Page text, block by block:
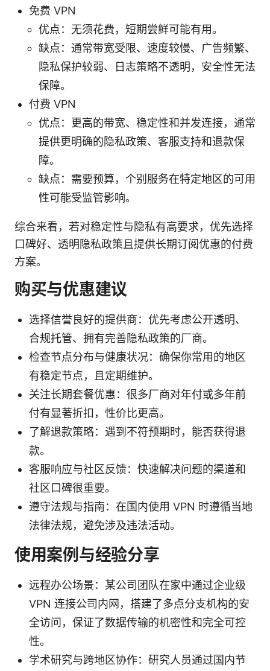
免费 VPN
优点：无须花费，短期尝鲜可能有用。
缺点：通常带宽受限、速度较慢、广告频繁、
隐私保护较弱、日志策略不透明，安全性无法
保障。
付费 VPN
优点：更高的带宽、稳定性和并发连接，通常
提供更明确的隐私政策、客服支持和退款保
障。
缺点：需要预算，个别服务在特定地区的可用
性可能受监管影响。
综合来看，若对稳定性与隐私有高要求，优先选择
口碑好、透明隐私政策且提供长期订阅优惠的付费
方案。
购买与优惠建议
选择信誉良好的提供商：优先考虑公开透明、
合规托管、拥有完善隐私政策的厂商。
检查节点分布与健康状况：确保你常用的地区
有稳定节点，且定期维护。
关注长期套餐优惠：很多厂商对年付或多年前
付有显著折扣，性价比更高。
了解退款策略：遇到不符预期时，能否获得退
款。
客服响应与社区反馈：快速解决问题的渠道和
社区口碑很重要。
遵守法规与指南：在国内使用 VPN 时遵循当地
法律法规，避免涉及违法活动。
使用案例与经验分享
远程办公场景：某公司团队在家中通过企业级
VPN 连接公司内网，搭建了多点分支机构的安
全访问，保证了数据传输的机密性和完全可控
性。
学术研究与跨地区协作：研究人员通过国内节